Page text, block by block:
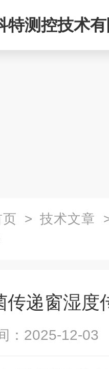
特测控技术
> 技术文章
传递窗湿度
：2025-12-